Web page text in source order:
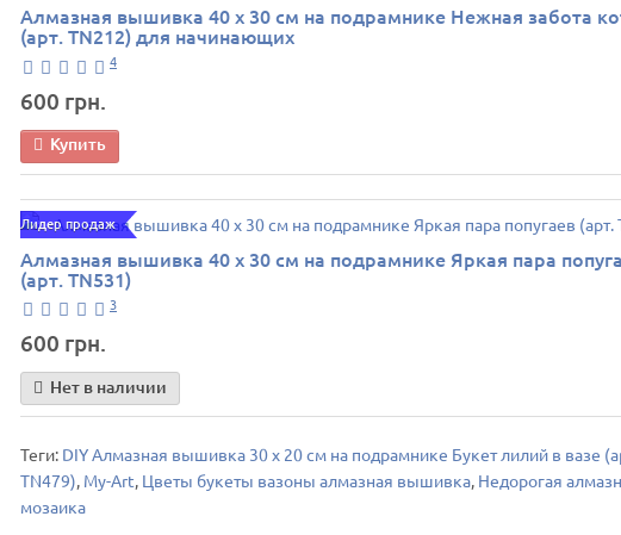
Алмазная вышивка 40 х 30 см на подрамнике Нежная забота
(арт. TN212) для начинающих
4
600 грн.
Купить
Лидер продаж
Алмазная вышивка 40 х 30 см на подрамнике Яркая пара
(арт. TN531)
3
600 грн.
Нет в наличии
Теги: DIY Алмазная вышивка 30 х 20 см на подрамнике Букет лилий в вазе
TN479), My-Art, Цветы букеты вазоны алмазная вышивка, Недорогая
мозаика